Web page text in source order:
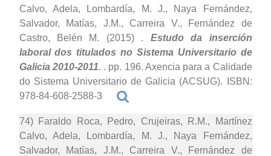
Calvo, Adela, Lombardía, M. J., Naya Fernández,
Salvador, Matías, J.M., Carreira V., Fernández de
Castro, Belén M. (2015) . Estudo da inserción
laboral dos titulados no Sistema Universitario de
Galicia 2010-2011. . pp. 196. Axencia para a Calidade
do Sistema Universitario de Galicia (ACSUG). ISBN:
978-84-608-2588-3
74) Faraldo Roca, Pedro, Crujeiras, R.M., Martínez
Calvo, Adela, Lombardía, M. J., Naya Fernández,
Salvador, Matías, J.M., Carreira V., Fernández de